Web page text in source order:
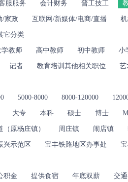
服服务 会计财务 普工技工
/家政 互联网/新媒体/电商/直播
它分类
学教师 高中教师 初中教师 小
记者 教育培训其他相关职位 艺
5000-8000 8000-120000
大专 本科 硕士 博士
（原杨庄镇） 周庄镇 闹店镇
兴示范区 宝丰铁路地区办事处
积金 提供食宿 年底双薪 交